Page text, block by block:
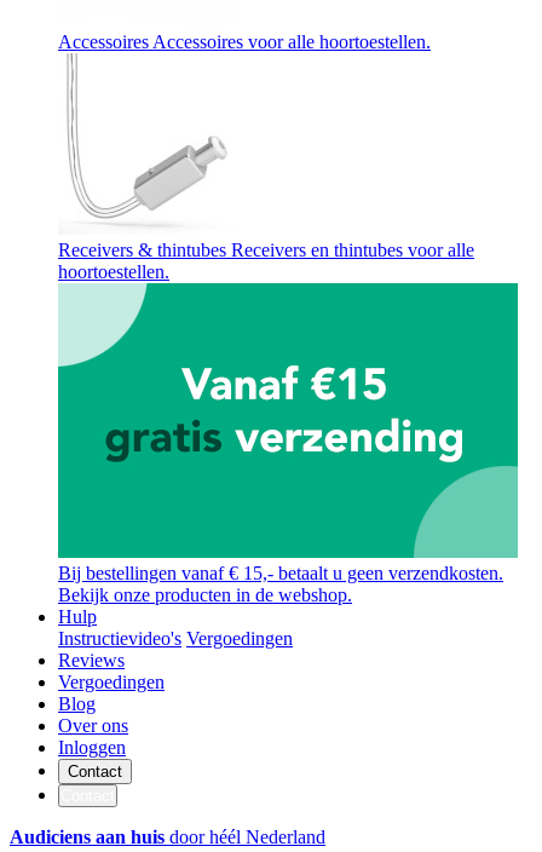
Accessoires Accessoires voor alle hoortoestellen.
Receivers & thintubes Receivers en thintubes voor alle
hoortoestellen.
Bij bestellingen vanaf € 15,- betaalt u geen verzendkosten.
Bekijk onze producten in de webshop.
Hulp
Instructievideo's Vergoedingen
Reviews
Vergoedingen
Blog
Over ons
Inloggen
Contact
Audiciens aan huis door héél Nederland